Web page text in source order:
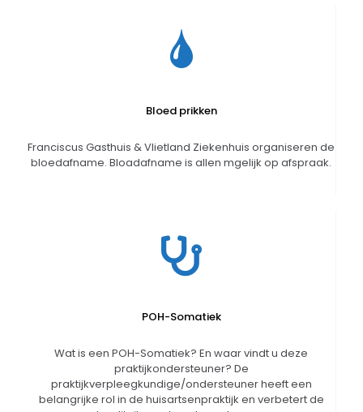
Bloed prikken
Franciscus Gasthuis & Vlietland Ziekenhuis organiseren de
bloedafname. Bloadafname is allen mgelijk op afspraak.
POH-Somatiek
Wat is een POH-Somatiek? En waar vindt u deze
praktijkondersteuner? De
praktijkverpleegkundige/ondersteuner heeft een
belangrijke rol in de huisartsenpraktijk en verbetert de